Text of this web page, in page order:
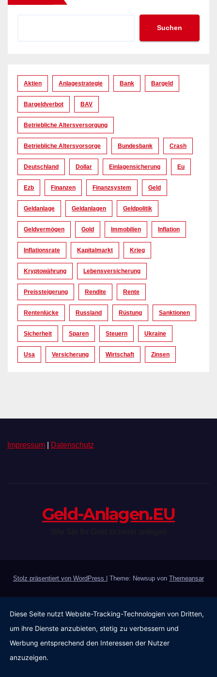
Suchen
Aktien Anlagestrategie Bank Bargeld
Bargeldverbot BAV
Betriebliche Altersversorgung
Betriebliche Altersvorsorge Bundesbank Crash
Deutschland Dollar Einlagensicherung Eu
Ezb Finanzen Finanzsystem Geld
Geldanlage Geldanlagen Geldpolitik
Geldvermögen Gold Immobilien Inflation
Inflationsrate Kapitalmarkt Krieg
Kryptowährung Lebensversicherung
Preissteigerung Rendite Rente
Rentenlücke Russland Rüstung Sanktionen
Sicherheit Sparen Steuern Ukraine
Usa Versicherung Wirtschaft Zinsen
Impressum Datenschutz
Geld-Anlagen.EU
Stolz präsentiert von WordPress Theme: Newsup von Themeansar
Diese Seite nutzt Website-Tracking-Technologien von Dritten,
um ihre Dienste anzubieten, stetig zu verbessern und
Werbung entsprechend den Interessen der Nutzer
anzuzeigen.